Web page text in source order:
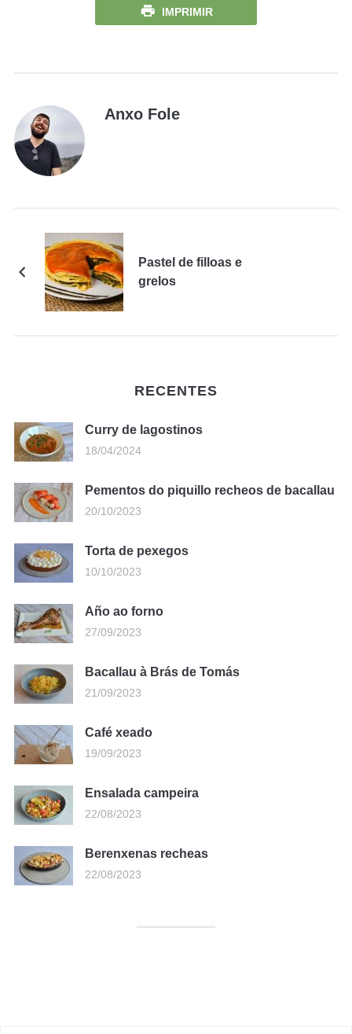
IMPRIMIR
Anxo Fole
Pastel de filloas e
grelos
RECENTES
Curry de lagostinos
18/04/2024
Pementos do piquillo recheos de bacallau
20/10/2023
Torta de pexegos
10/10/2023
Año ao forno
27/09/2023
Bacallau à Brás de Tomás
21/09/2023
Café xeado
19/09/2023
Ensalada campeira
22/08/2023
Berenxenas recheas
22/08/2023